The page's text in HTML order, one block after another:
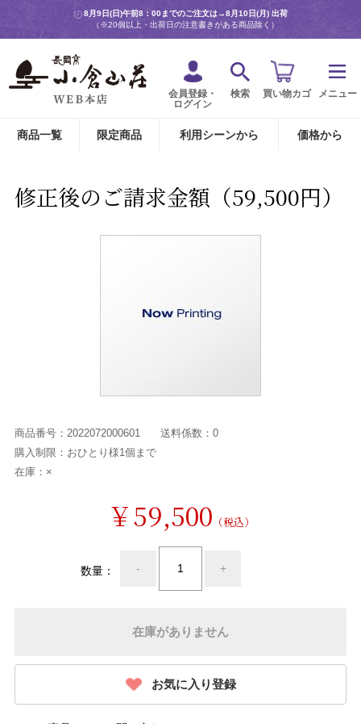
8月9日(日)午前8：00までのご注文は→8月10日(月) 出荷
（※20個以上・出荷日の注意書きがある商品除く）
会員登録・
ログイン
検索 買い物カゴ メニュー
商品一覧 限定商品 利用シーンから 価格から
修正後のご請求金額（59,500円）
商品番号： 2022072000601 送料係数： 0
購入制限： おひとり様1個まで
在庫： ×
￥59,500 （税込）
数量： - +
お気に入り登録
在庫がありません